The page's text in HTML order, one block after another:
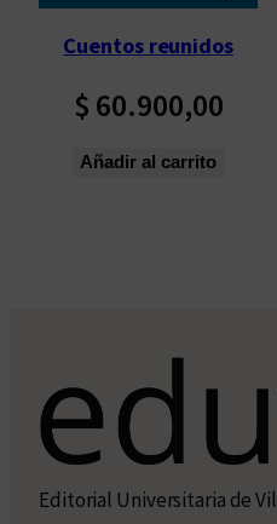
Cuentos reunidos
$ 60.900,00
Añadir al carrito
Editorial Universitaria de